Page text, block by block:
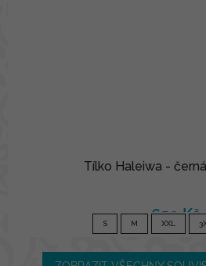
Tílko Haleiwa -
650 Kč
S M XXL